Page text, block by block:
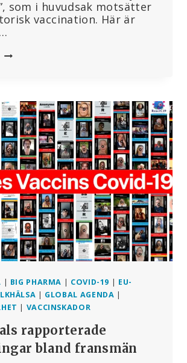
som i huvudsak motsätter
vaccination. Här är
SCHWEIZ
FYSISK
DEN
9
| BIG PHARMA | COVID-19 | EU-
| GLOBAL AGENDA |
| VACCINSKADOR
rapporterade
bland fransmän